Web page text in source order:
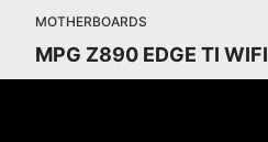
MOTHERBOARDS
MPG Z890 EDGE TI WIFI